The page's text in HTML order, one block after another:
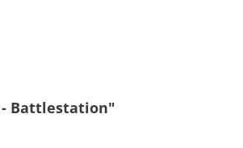
- Battlestation"